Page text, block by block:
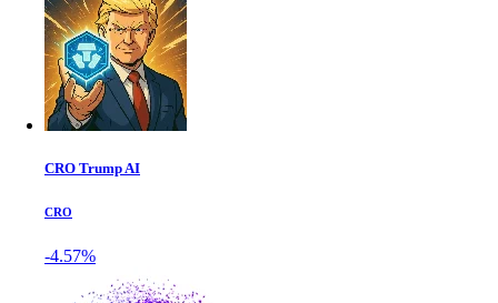
CRO Trump AI
CRO
-4.57%